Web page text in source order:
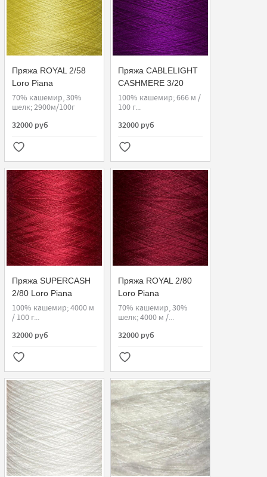
Пряжа ROYAL 2/58
Loro Piana
70% кашемир, 30%
шелк; 2900м/100г
32000 руб
Пряжа CABLELIGHT
CASHMERE 3/20
Loro Piana
100% кашемир; 666 м /
100 г...
32000 руб
Пряжа SUPERCASH
2/80 Loro Piana
100% кашемир; 4000 м
/ 100 г...
32000 руб
Пряжа ROYAL 2/80
Loro Piana
70% кашемир, 30%
шелк; 4000 м /...
32000 руб